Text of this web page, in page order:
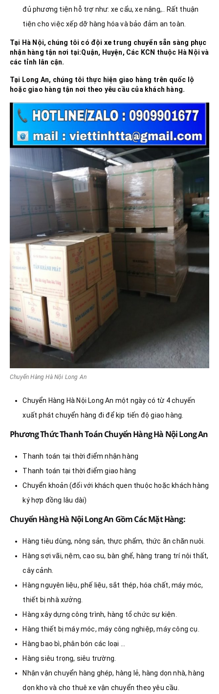
đủ phương tiện hỗ trợ như: xe cẩu, xe nâng,.. Rất thuận
tiện cho việc xếp dỡ hàng hóa và bảo đảm an toàn.
Tại Hà Nội, chúng tôi có đội xe trung chuyển sẵn sàng phục
nhận hàng tận nơi tại:Quận, Huyện, Các KCN thuộc Hà Nội và
các tỉnh lân cận.
Tại Long An, chúng tôi thực hiện giao hàng trên quốc lộ
hoặc giao hàng tận nơi theo yêu cầu của khách hàng.
Chuyển Hàng Hà Nội Long An
Chuyển Hàng Hà Nội Long An một ngày có từ 4 chuyến
xuất phát chuyển hàng đi để kịp tiến độ giao hàng.
Phương Thức Thanh Toán Chuyển Hàng Hà Nội Long An
Thanh toán tại thời điểm nhận hàng
Thanh toán tại thời điểm giao hàng
Chuyển khoản (đối với khách quen thuộc hoặc khách hàng
ký hợp đồng lâu dài)
Chuyển Hàng Hà Nội Long An Gồm Các Mặt Hàng:
Hàng tiêu dùng, nông sản, thực phẩm, thức ăn chăn nuôi.
Hàng sợi vãi, nệm, cao su, bàn ghế, hàng trang trí nội thất,
cây cảnh.
Hàng nguyên liệu, phế liệu, sắt thép, hóa chất, máy móc,
thiết bị nhà xưởng.
Hàng xây dựng công trình, hàng tổ chức sự kiện.
Hàng thiết bị máy móc, máy công nghiệp, máy công cụ.
Hàng bao bì, phân bón các loại …
Hàng siêu trọng, siêu trường.
Nhận vận chuyển hàng ghép, hàng lẻ, hàng dọn nhà, hàng
dọn kho và cho thuê xe vận chuyển theo yêu cầu.